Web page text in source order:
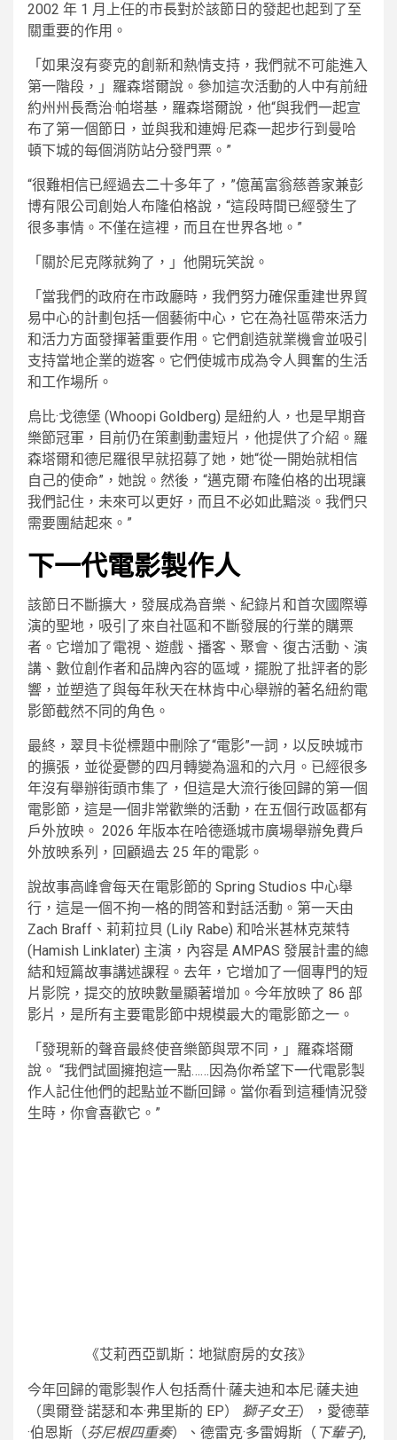
2002 年 1 月上任的市長對於該節日的發起也起到了至
關重要的作用。
「如果沒有麥克的創新和熱情支持，我們就不可能進入
第一階段，」羅森塔爾說。參加這次活動的人中有前紐
約州州長喬治·帕塔基，羅森塔爾說，他“與我們一起宣
布了第一個節日，並與我和連姆·尼森一起步行到曼哈
頓下城的每個消防站分發門票。”
“很難相信已經過去二十多年了，”億萬富翁慈善家兼彭
博有限公司創始人布隆伯格說，“這段時間已經發生了
很多事情。不僅在這裡，而且在世界各地。”
「關於尼克隊就夠了，」他開玩笑說。
「當我們的政府在市政廳時，我們努力確保重建世界貿
易中心的計劃包括一個藝術中心，它在為社區帶來活力
和活力方面發揮著重要作用。它們創造就業機會並吸引
支持當地企業的遊客。它們使城市成為令人興奮的生活
和工作場所。
烏比·戈德堡 (Whoopi Goldberg) 是紐約人，也是早期音
樂節冠軍，目前仍在策劃動畫短片，他提供了介紹。羅
森塔爾和德尼羅很早就招募了她，她“從一開始就相信
自己的使命”，她說。然後，“邁克爾·布隆伯格的出現讓
我們記住，未來可以更好，而且不必如此黯淡。我們只
需要團結起來。”
下一代電影製作人
該節日不斷擴大，發展成為音樂、紀錄片和首次國際導
演的聖地，吸引了來自社區和不斷發展的行業的購票
者。它增加了電視、遊戲、播客、聚會、復古活動、演
講、數位創作者和品牌內容的區域，擺脫了批評者的影
響，並塑造了與每年秋天在林肯中心舉辦的著名紐約電
影節截然不同的角色。
最終，翠貝卡從標題中刪除了“電影”一詞，以反映城市
的擴張，並從憂鬱的四月轉變為溫和的六月。已經很多
年沒有舉辦街頭市集了，但這是大流行後回歸的第一個
電影節，這是一個非常歡樂的活動，在五個行政區都有
戶外放映。 2026 年版本在哈德遜城市廣場舉辦免費戶
外放映系列，回顧過去 25 年的電影。
說故事高峰會每天在電影節的 Spring Studios 中心舉
行，這是一個不拘一格的問答和對話活動。第一天由
Zach Braff、莉莉拉貝 (Lily Rabe) 和哈米甚林克萊特
(Hamish Linklater) 主演，內容是 AMPAS 發展計畫的總
結和短篇故事講述課程。去年，它增加了一個專門的短
片影院，提交的放映數量顯著增加。今年放映了 86 部
影片，是所有主要電影節中規模最大的電影節之一。
「發現新的聲音最終使音樂節與眾不同，」羅森塔爾
說。 “我們試圖擁抱這一點……因為你希望下一代電影製
作人記住他們的起點並不斷回歸。當你看到這種情況發
生時，你會喜歡它。”
《艾莉西亞凱斯：地獄廚房的女孩》
今年回歸的電影製作人包括喬什·薩夫迪和本尼·薩夫迪
（奧爾登·諾瑟和本·弗里斯的 EP） 獅子女王），愛德華
·伯恩斯（芬尼根四重奏）、德雷克·多雷姆斯（ 下輩子),